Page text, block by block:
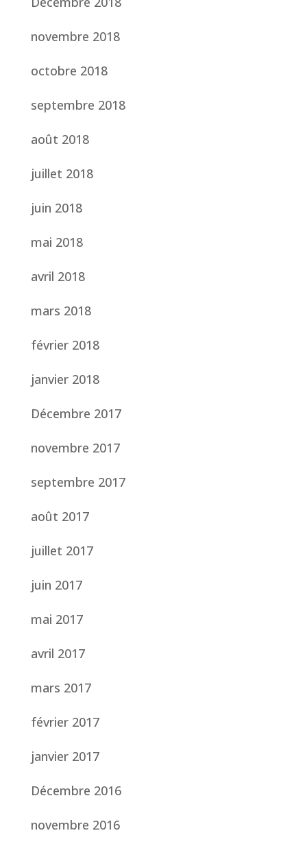
novembre 2018
octobre 2018
septembre 2018
août 2018
juillet 2018
juin 2018
mai 2018
avril 2018
mars 2018
février 2018
janvier 2018
Décembre 2017
novembre 2017
septembre 2017
août 2017
juillet 2017
juin 2017
mai 2017
avril 2017
mars 2017
février 2017
janvier 2017
Décembre 2016
novembre 2016